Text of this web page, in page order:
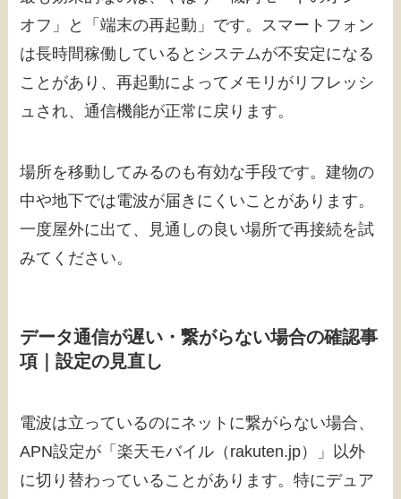
オフ」と「端末の再起動」です。スマートフォン
は長時間稼働しているとシステムが不安定になる
ことがあり、再起動によってメモリがリフレッシ
ュされ、通信機能が正常に戻ります。
場所を移動してみるのも有効な手段です。建物の
中や地下では電波が届きにくいことがあります。
一度屋外に出て、見通しの良い場所で再接続を試
みてください。
データ通信が遅い・繋がらない場合の確認事
項｜設定の見直し
電波は立っているのにネットに繋がらない場合、
APN設定が「楽天モバイル（rakuten.jp）」以外
に切り替わっていることがあります。特にデュア